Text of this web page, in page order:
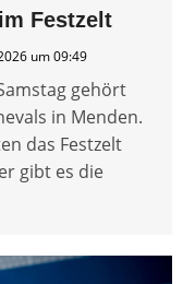
Festzelt
um 09:49
gehört
in Menden.
das Festzelt
gibt es die